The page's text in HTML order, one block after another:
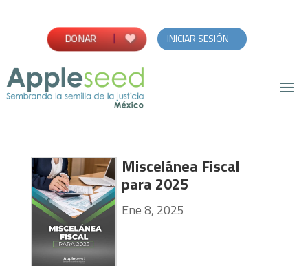
DONAR INICIAR SESIÓN
Miscelánea Fiscal
para 2025
Ene 8, 2025